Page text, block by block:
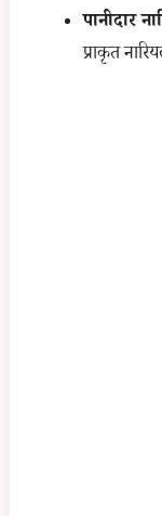
पानीदार
प्राकृत